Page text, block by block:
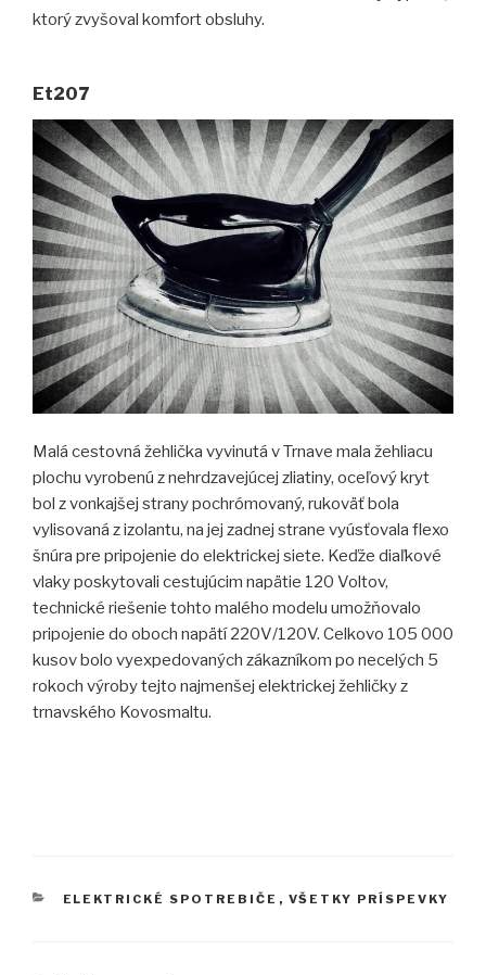
ktorý zvyšoval komfort obsluhy.
Et207
Malá cestovná žehlička vyvinutá v Trnave mala žehliacu
plochu vyrobenú z nehrdzavejúcej zliatiny, oceľový kryt
bol z vonkajšej strany pochrómovaný, rukoväť bola
vylisovaná z izolantu, na jej zadnej strane vyúsťovala flexo
šnúra pre pripojenie do elektrickej siete. Keďže diaľkové
vlaky poskytovali cestujúcim napätie 120 Voltov,
technické riešenie tohto malého modelu umožňovalo
pripojenie do oboch napätí 220V/120V. Celkovo 105 000
kusov bolo vyexpedovaných zákazníkom po necelých 5
rokoch výroby tejto najmenšej elektrickej žehličky z
trnavského Kovosmaltu.
KATEGÓRIE
ELEKTRICKÉ SPOTREBIČE , VŠETKY PRÍSPEVKY